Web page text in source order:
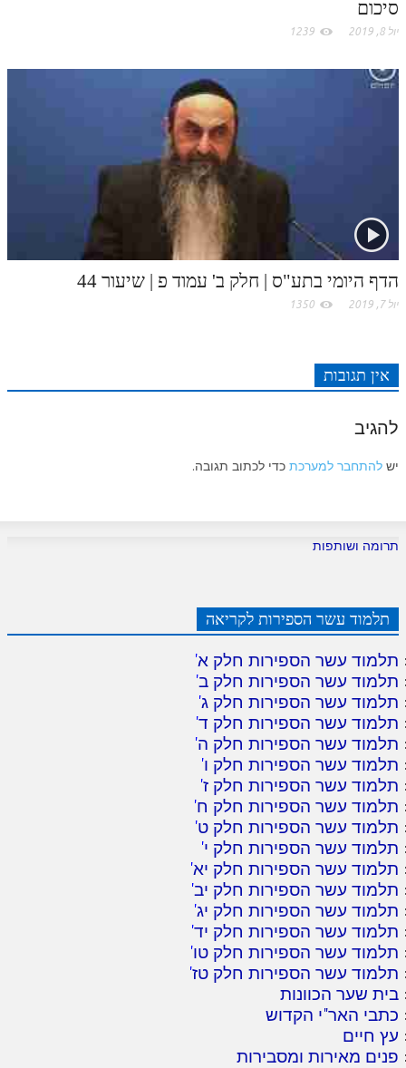
סיכום
יול 8, 2019 1239
הדף היומי בתע"ס | חלק ב' עמוד פ | שיעור 44
יול 7, 2019 1350
אין תגובות
להגיב
יש להתחבר למערכת כדי לכתוב תגובה.
תרומה ושותפות
תלמוד עשר הספירות לקריאה
תלמוד עשר הספירות חלק א'
תלמוד עשר הספירות חלק ב'
תלמוד עשר הספירות חלק ג'
תלמוד עשר הספירות חלק ד'
תלמוד עשר הספירות חלק ה'
תלמוד עשר הספירות חלק ו'
תלמוד עשר הספירות חלק ז'
תלמוד עשר הספירות חלק ח'
תלמוד עשר הספירות חלק ט'
תלמוד עשר הספירות חלק י'
תלמוד עשר הספירות חלק יא'
תלמוד עשר הספירות חלק יב'
תלמוד עשר הספירות חלק יג'
תלמוד עשר הספירות חלק יד'
תלמוד עשר הספירות חלק טו'
תלמוד עשר הספירות חלק טז'
בית שער הכוונות
כתבי האר"י הקדוש
עץ חיים
פנים מאירות ומסבירות